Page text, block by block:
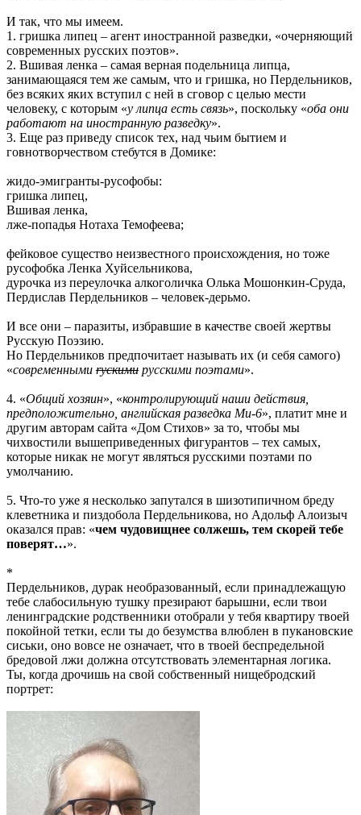
И так, что мы имеем.
1. гришка липец – агент иностранной разведки, «очерняющий
современных русских поэтов».
2. Вшивая ленка – самая верная подельница липца,
занимающаяся тем же самым, что и гришка, но Пердельников,
без всяких яких вступил с ней в сговор с целью мести
человеку, с которым «у липца есть связь», поскольку «оба они
работают на иностранную разведку».
3. Еще раз приведу список тех, над чьим бытием и
говнотворчеством стебутся в Домике:
жидо-эмигранты-русофобы:
гришка липец,
Вшивая ленка,
лже-попадья Нотаха Темофеева;
фейковое существо неизвестного происхождения, но тоже
русофобка Ленка Хуйсельникова,
дурочка из переулочка алкоголичка Олька Мошонкин-Cруда,
Пердислав Пердельников – человек-дерьмо.
И все они – паразиты, избравшие в качестве своей жертвы
Русскую Поэзию.
Но Пердельников предпочитает называть их (и себя самого)
«современными rускими русскими поэтами».
4. «Общий хозяин», «контролирующий наши действия,
предположительно, английская разведка Ми-6», платит мне и
другим авторам сайта «Дом Стихов» за то, чтобы мы
чихвостили вышеприведенных фигурантов – тех самых,
которые никак не могут являться русскими поэтами по
умолчанию.
5. Что-то уже я несколько запутался в шизотипичном бреду
клеветника и пиздобола Пердельникова, но Адольф Алоизыч
оказался прав: «чем чудовищнее солжешь, тем скорей тебе
поверят…».
*
Пердельников, дурак необразованный, если принадлежащую
тебе слабосильную тушку презирают барышни, если твои
ленинградские родственники отобрали у тебя квартиру твоей
покойной тетки, если ты до безумства влюблен в пукановские
сиськи, оно вовсе не означает, что в твоей беспредельной
бредовой лжи должна отсутствовать элементарная логика.
Ты, когда дрочишь на свой собственный нищебродский
портрет: